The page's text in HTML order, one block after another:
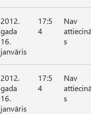
2012.
gada
16.
janvāris
17:5
4
Nav
s
2012.
gada
16.
janvāris
17:5
4
Nav
s